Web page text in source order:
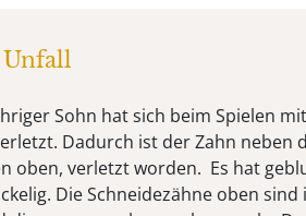
Sohn hat sich beim Spielen
Dadurch ist der Zahn neben
oben, verletzt worden. Es hat
Die Schneidezähne oben